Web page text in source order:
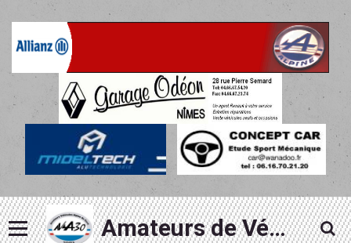
Amateurs de Véhicules Alpine du Gard